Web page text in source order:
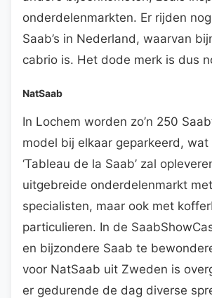
onderdelenmarkten. Er rijden
Saab’s in Nederland, waarvan
cabrio is. Het dode merk is dus
NatSaab
In Lochem worden zo’n 250
model bij elkaar geparkeerd, wat
‘Tableau de la Saab’ zal
uitgebreide onderdelenmarkt
specialisten, maar ook met
particulieren. In de
en bijzondere Saab te
voor NatSaab uit Zweden is
er gedurende de dag diverse